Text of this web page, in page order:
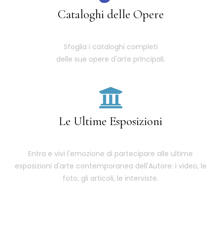
Cataloghi delle Opere
Sfoglia i cataloghi completi
delle sue opere d'arte principali.
Le Ultime Esposizioni
Entra e vivi l'emozione di partecipare alle ultime
esposizioni d'arte contemporanea dell'Autore: i video, le
foto, gli articoli, le interviste.